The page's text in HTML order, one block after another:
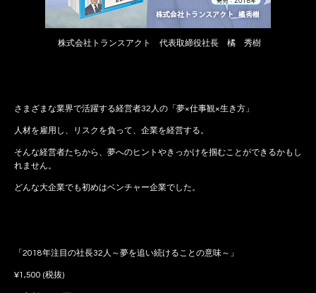
株式会社トランスアクト 代表取締役社長 橘 秀樹
さまざまな業界で活躍する経営者32人の「夢×仕事観×生き方」
人材を雇用し、リスクを負って、企業を経営する。
そんな経営者たちから、夢へのヒントやきっかけを掴むことができるかもし
れません。
どんな大企業でも初めはベンチャー企業でした。
「2018年注目の社長32人～夢を追い続けることの意味～」
¥1,500 (税抜)